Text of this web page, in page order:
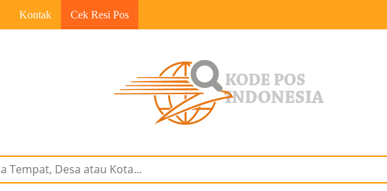
Kontak Cek Resi Pos